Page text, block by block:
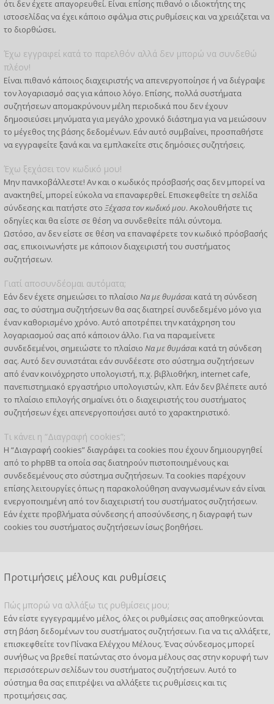
ότι δεν έχετε απαγορευθεί. Είναι επίσης πιθανό ο ιδιοκτήτης της
ιστοσελίδας να έχει κάποιο σφάλμα στις ρυθμίσεις και να χρειάζεται να
το διορθώσει.
Έχω εγγραφεί κατά το παρελθόν αλλά δεν μπορώ να συνδεθώ
πλέον!
Είναι πιθανό κάποιος διαχειριστής να απενεργοποίησε ή να διέγραψε
τον λογαριασμό σας για κάποιο λόγο. Επίσης, πολλά συστήματα
συζητήσεων απομακρύνουν μέλη περιοδικά που δεν έχουν
δημοσιεύσει μηνύματα για μεγάλο χρονικό διάστημα για να μειώσουν
το μέγεθος της βάσης δεδομένων. Εάν αυτό συμβαίνει, προσπαθήστε
να εγγραφείτε ξανά και να εμπλακείτε στις δημόσιες συζητήσεις.
Έχω ξεχάσει τον κωδικό μου!
Μην πανικοβάλλεστε! Αν και ο κωδικός πρόσβασής σας δεν μπορεί να
ανακτηθεί, μπορεί εύκολα να επαναφερθεί. Επισκεφθείτε τη σελίδα
σύνδεσης και πατήστε στο Ξέχασα τον κωδικό μου. Ακολουθήστε τις
οδηγίες και θα είστε σε θέση να συνδεθείτε πάλι σύντομα.
Ωστόσο, αν δεν είστε σε θέση να επαναφέρετε τον κωδικό πρόσβασής
σας, επικοινωνήστε με κάποιον διαχειριστή του συστήματος
συζητήσεων.
Γιατί αποσυνδέομαι αυτόματα;
Εάν δεν έχετε σημειώσει το πλαίσιο Να με θυμάσαι κατά τη σύνδεση
σας, το σύστημα συζητήσεων θα σας διατηρεί συνδεδεμένο μόνο για
έναν καθορισμένο χρόνο. Αυτό αποτρέπει την κατάχρηση του
λογαριασμού σας από κάποιον άλλο. Για να παραμείνετε
συνδεδεμένοι, σημειώστε το πλαίσιο Να με θυμάσαι κατά τη σύνδεση
σας. Αυτό δεν συνιστάται εάν συνδέεστε στο σύστημα συζητήσεων
από έναν κοινόχρηστο υπολογιστή, π.χ. βιβλιοθήκη, internet cafe,
πανεπιστημιακό εργαστήριο υπολογιστών, κλπ. Εάν δεν βλέπετε αυτό
το πλαίσιο επιλογής σημαίνει ότι ο διαχειριστής του συστήματος
συζητήσεων έχει απενεργοποιήσει αυτό το χαρακτηριστικό.
Τι κάνει η “Διαγραφή cookies”;
Η “Διαγραφή cookies” διαγράφει τα cookies που έχουν δημιουργηθεί
από το phpBB τα οποία σας διατηρούν πιστοποιημένους και
συνδεδεμένους στο σύστημα συζητήσεων. Τα cookies παρέχουν
επίσης λειτουργίες όπως η παρακολούθηση αναγνωσμένων εάν είναι
ενεργοποιημένη από τον διαχειριστή του συστήματος συζητήσεων.
Εάν έχετε προβλήματα σύνδεσης ή αποσύνδεσης, η διαγραφή των
cookies του συστήματος συζητήσεων ίσως βοηθήσει.
Προτιμήσεις μέλους και ρυθμίσεις
Πώς μπορώ να αλλάξω τις ρυθμίσεις μου;
Εάν είστε εγγεγραμμένο μέλος, όλες οι ρυθμίσεις σας αποθηκεύονται
στη βάση δεδομένων του συστήματος συζητήσεων. Για να τις αλλάξετε,
επισκεφθείτε τον Πίνακα Ελέγχου Μέλους. Ένας σύνδεσμος μπορεί
συνήθως να βρεθεί πατώντας στο όνομα μέλους σας στην κορυφή των
περισσότερων σελίδων του συστήματος συζητήσεων. Αυτό το
σύστημα θα σας επιτρέψει να αλλάξετε τις ρυθμίσεις και τις
προτιμήσεις σας.